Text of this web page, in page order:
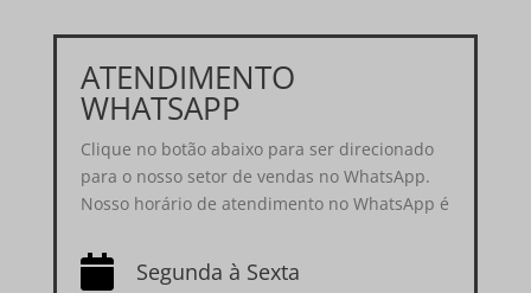
ATENDIMENTO
WHATSAPP
Clique no botão abaixo para ser direcionado
para o nosso setor de vendas no WhatsApp.
Nosso horário de atendimento no WhatsApp é
 Segunda à Sexta